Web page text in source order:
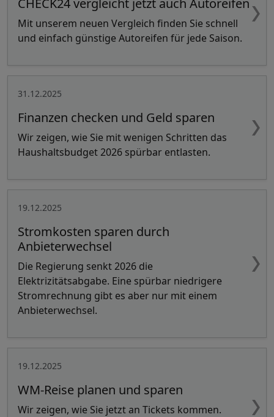
CHECK24 vergleicht jetzt auch Autoreifen
Mit unserem neuen Vergleich finden Sie schnell
und einfach günstige Autoreifen für jede Saison.
31.12.2025
Finanzen checken und Geld sparen
Wir zeigen, wie Sie mit wenigen Schritten das
Haushaltsbudget 2026 spürbar entlasten.
19.12.2025
Stromkosten sparen durch
Anbieterwechsel
Die Regierung senkt 2026 die
Elektrizitätsabgabe. Eine spürbar niedrigere
Stromrechnung gibt es aber nur mit einem
Anbieterwechsel.
19.12.2025
WM-Reise planen und sparen
Wir zeigen, wie Sie jetzt an Tickets kommen.